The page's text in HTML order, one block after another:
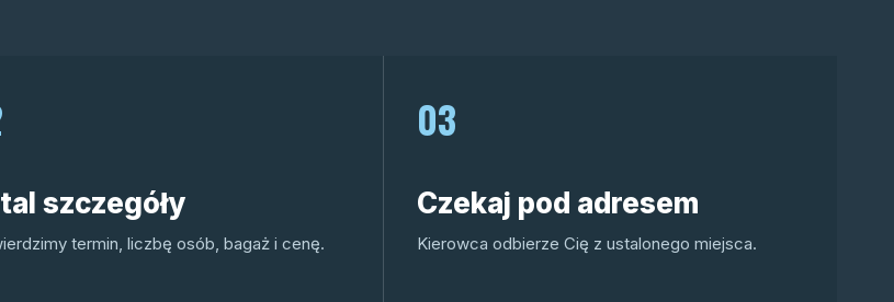
szczegóły
termin, liczbę osób, bagaż i cenę.
03
Czekaj pod adresem
Kierowca odbierze Cię z ustalonego miejsca.